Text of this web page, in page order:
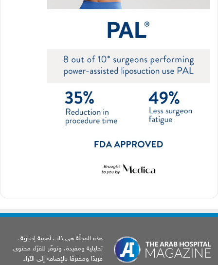
هذه المجلّة هي ذات أهمية إخبارية،
تحليلية ومفيدة، وتوفّر للقرّاء محتوى
فريدًا ومحترفًا بالإضافة إلى الآراء